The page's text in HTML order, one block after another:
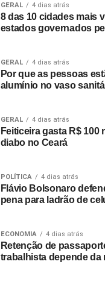
GERAL 4 dias atrás
8 das 10 cidades mais
estados governados
GERAL 4 dias atrás
Por que as pessoas
alumínio no vaso
GERAL 4 dias atrás
Feiticeira gasta R$ 100
diabo no Ceará
POLÍTICA 4 dias atrás
Flávio Bolsonaro
pena para ladrão de
ECONOMIA 4 dias atrás
Retenção de
trabalhista depende da